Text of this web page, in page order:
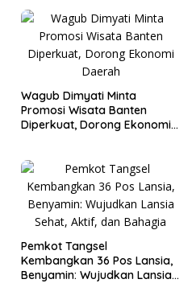
Wagub Dimyati Minta
Promosi Wisata Banten
Diperkuat, Dorong Ekonomi
Pemkot Tangsel
Kembangkan 36 Pos Lansia,
Benyamin: Wujudkan Lansia